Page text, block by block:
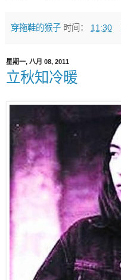
穿拖鞋的猴子 时间： 11:30
星期一, 八月 08, 2011
立秋知冷暖